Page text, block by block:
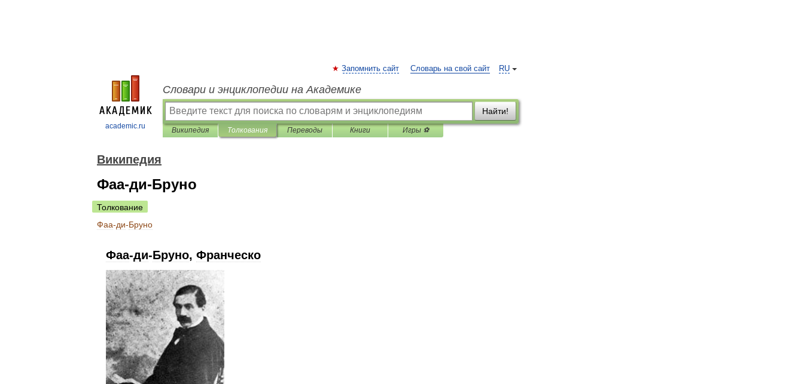
academic.ru
RU
Запомнить сайт Словарь на свой сайт
Словари и энциклопедии на Академике
Найти!
Википедия Толкования Переводы Книги Игры ⚽
Википедия
Фаа-ди-Бруно
Толкование
Фаа-ди-Бруно
Фаа-ди-Бруно, Франческо